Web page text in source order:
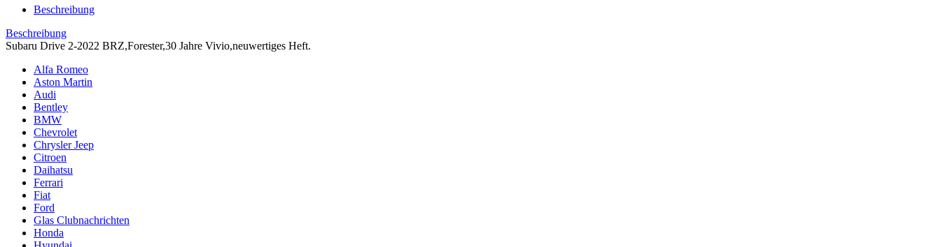
Beschreibung
Beschreibung
Subaru Drive 2-2022 BRZ,Forester,30 Jahre Vivio,neuwertiges Heft.
Alfa Romeo
Aston Martin
Audi
Bentley
BMW
Chevrolet
Chrysler Jeep
Citroen
Daihatsu
Ferrari
Fiat
Ford
Glas Clubnachrichten
Honda